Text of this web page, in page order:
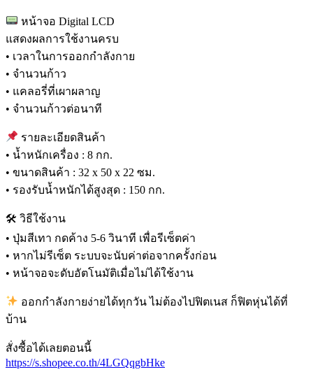
หน้าจอ Digital LCD
แสดงผลการใช้งานครบ
• เวลาในการออกกำลังกาย
• จำนวนก้าว
• แคลอรี่ที่เผาผลาญ
• จำนวนก้าวต่อนาที
รายละเอียดสินค้า
• น้ำหนักเครื่อง : 8 กก.
• ขนาดสินค้า : 32 x 50 x 22 ซม.
• รองรับน้ำหนักได้สูงสุด : 150 กก.
🛠 วิธีใช้งาน
• ปุ่มสีเทา กดค้าง 5-6 วินาที เพื่อรีเซ็ตค่า
• หากไม่รีเซ็ต ระบบจะนับค่าต่อจากครั้งก่อน
• หน้าจอจะดับอัตโนมัติเมื่อไม่ได้ใช้งาน
ออกกำลังกายง่ายได้ทุกวัน ไม่ต้องไปฟิตเนส ก็ฟิตหุ่นได้ที่
บ้าน
สั่งซื้อได้เลยตอนนี้
https://s.shopee.co.th/4LGQqgbHke